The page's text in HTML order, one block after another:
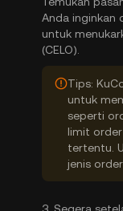
Anda inginkan
untuk
(CELO).
Tips:
untuk
seperti
limit
tertentu.
jenis